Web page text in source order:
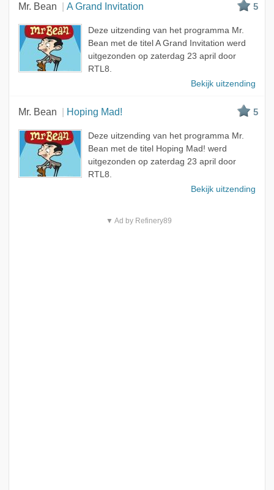
Mr. Bean A Grand Invitation 5
Deze uitzending van het programma Mr.
Bean met de titel A Grand Invitation werd
uitgezonden op zaterdag 23 april door
RTL8.
Bekijk uitzending
Mr. Bean Hoping Mad! 5
Deze uitzending van het programma Mr.
Bean met de titel Hoping Mad! werd
uitgezonden op zaterdag 23 april door
RTL8.
Bekijk uitzending
▼ Ad by Refinery89